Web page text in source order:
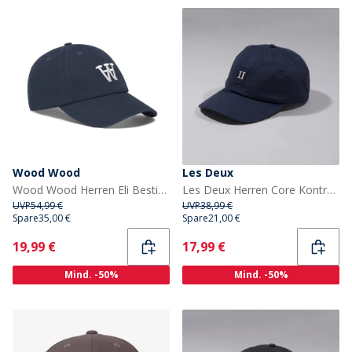
Wood Wood
Wood Wood Herren Eli Bestickte Mütze Navy
UVP54,99 €
Spare35,00 €
Current
19,99 €
Mind. -50%
Les Deux
Les Deux Herren Core Kontrast Dad Cap Dark Navy
UVP38,99 €
Spare21,00 €
Current
17,99 €
Mind. -50%